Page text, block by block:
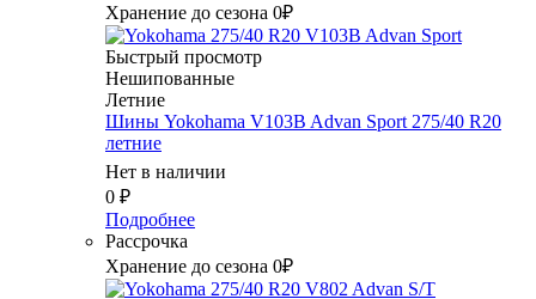
Хранение до сезона 0₽
Быстрый просмотр
Нешипованные
Летние
Шины Yokohama V103B Advan Sport 275/40 R20
летние
Нет в наличии
0 ₽
Подробнее
Рассрочка
Хранение до сезона 0₽